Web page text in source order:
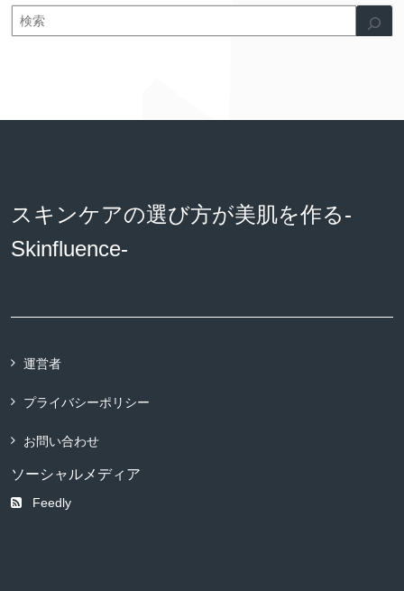
スキンケアの選び方が美肌を作る-
Skinfluence-
運営者
プライバシーポリシー
お問い合わせ
ソーシャルメディア
Feedly